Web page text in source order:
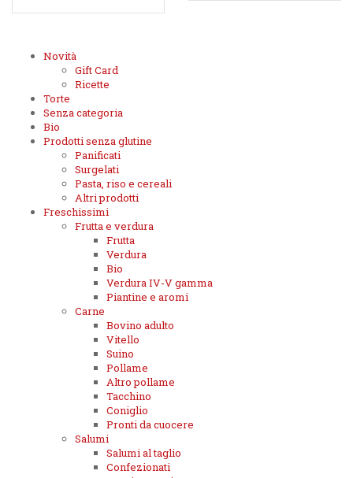
Novità
Gift Card
Ricette
Torte
Senza categoria
Bio
Prodotti senza glutine
Panificati
Surgelati
Pasta, riso e cereali
Altri prodotti
Freschissimi
Frutta e verdura
Frutta
Verdura
Bio
Verdura IV-V gamma
Piantine e aromi
Carne
Bovino adulto
Vitello
Suino
Pollame
Altro pollame
Tacchino
Coniglio
Pronti da cuocere
Salumi
Salumi al taglio
Confezionati